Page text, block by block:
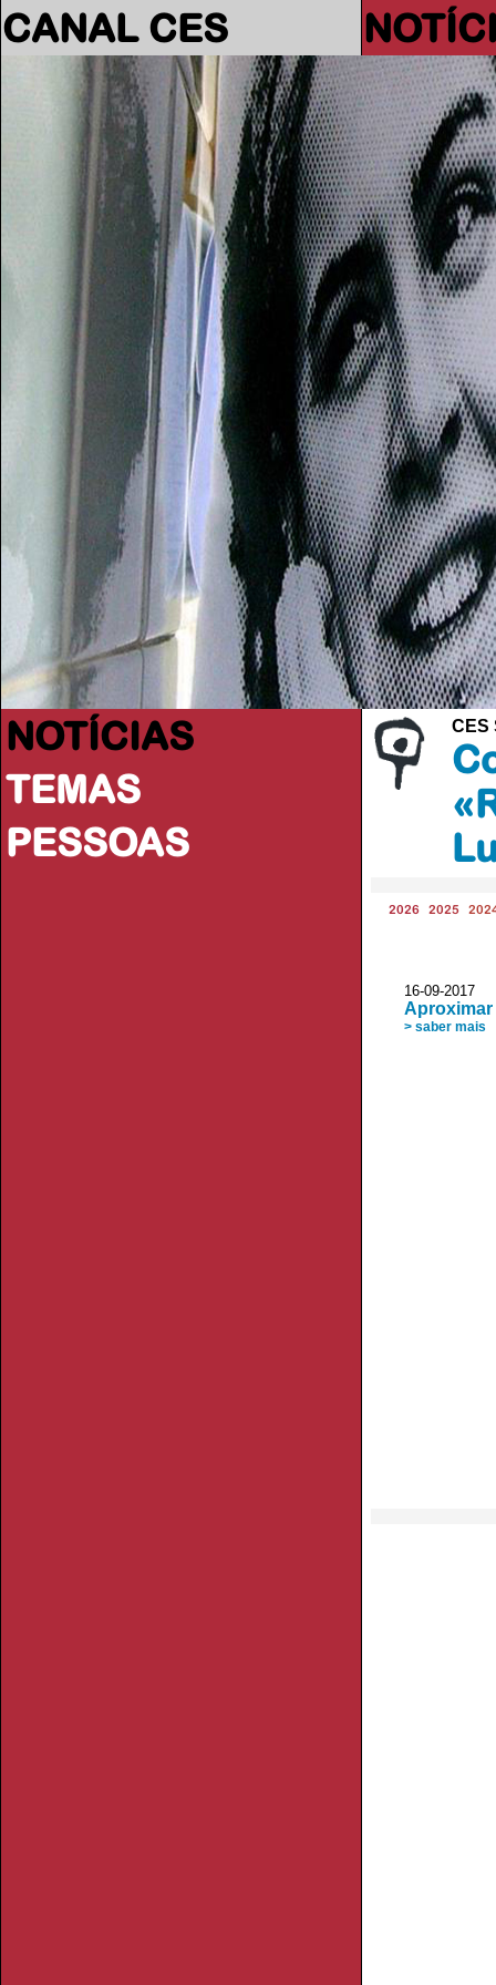
CANAL CES
NOTÍCIAS
TEMAS
PESSOAS
CES
2026 2025
16-09-
Aproximar
> saber mais